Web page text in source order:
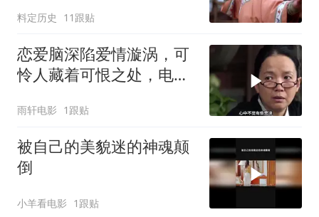
料定历史 11跟贴
恋爱脑深陷爱情漩涡，可
怜人藏着可恨之处，电影
雨轩电影 1跟贴
被自己的美貌迷的神魂颠
倒
小羊看电影 1跟贴